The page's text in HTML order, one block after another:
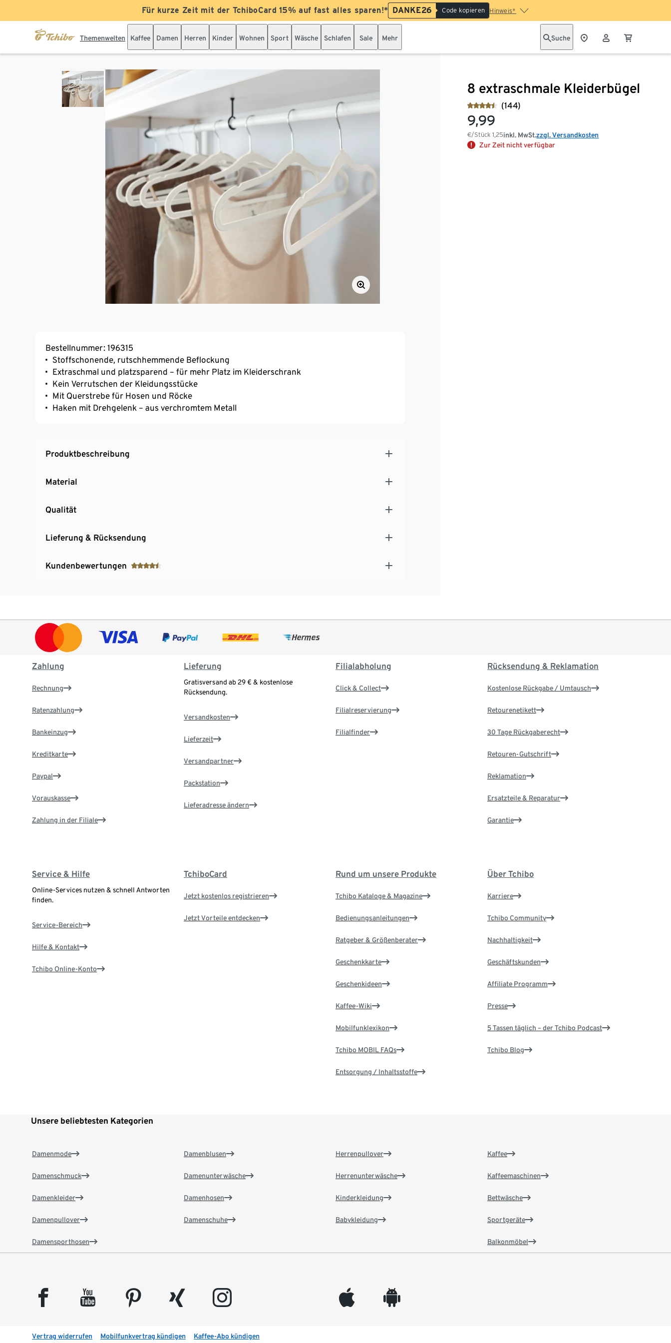
Für kurze Zeit mit der TchiboCard 15% auf fast alles sparen!* DANKE26 Code kopieren Hinweis*
Themenwelten Kaffee Damen Herren Kinder Wohnen Sport Wäsche Schlafen Sale Mehr Suche
8 extraschmale Kleiderbügel
(144)
9,99
€/Stück1,25inkl. MwSt.zzgl. Versandkosten
Zur Zeit nicht verfügbar
Bestellnummer: 196315
Stoffschonende, rutschhemmende Beflockung
Extraschmal und platzsparend – für mehr Platz im Kleiderschrank
Kein Verrutschen der Kleidungsstücke
Mit Querstrebe für Hosen und Röcke
Haken mit Drehgelenk – aus verchromtem Metall
Produktbeschreibung
Material
Qualität
Lieferung & Rücksendung
Kundenbewertungen
Zahlung
Rechnung
Ratenzahlung
Bankeinzug
Kreditkarte
Paypal
Vorauskasse
Zahlung in der Filiale
Lieferung
Gratisversand ab 29 € & kostenlose
Rücksendung.
Versandkosten
Lieferzeit
Versandpartner
Packstation
Lieferadresse ändern
Filialabholung
Click & Collect
Filialreservierung
Filialfinder
Rücksendung & Reklamation
Kostenlose Rückgabe / Umtausch
Retourenetikett
30 Tage Rückgaberecht
Retouren-Gutschrift
Reklamation
Ersatzteile & Reparatur
Garantie
Service & Hilfe
Online-Services nutzen & schnell Antworten
finden.
Service-Bereich
Hilfe & Kontakt
Tchibo Online-Konto
TchiboCard
Jetzt kostenlos registrieren
Jetzt Vorteile entdecken
Rund um unsere Produkte
Tchibo Kataloge & Magazine
Bedienungsanleitungen
Ratgeber & Größenberater
Geschenkkarte
Geschenkideen
Kaffee-Wiki
Mobilfunklexikon
Tchibo MOBIL FAQs
Entsorgung / Inhaltsstoffe
Über Tchibo
Karriere
Tchibo Community
Nachhaltigkeit
Geschäftskunden
Affiliate Programm
Presse
5 Tassen täglich – der Tchibo Podcast
Tchibo Blog
Unsere beliebtesten Kategorien
Damenmode
Damenschmuck
Damenkleider
Damenpullover
Damensporthosen
Damenblusen
Damenunterwäsche
Damenhosen
Damenschuhe
Herrenpullover
Herrenunterwäsche
Kinderkleidung
Babykleidung
Kaffee
Kaffeemaschinen
Bettwäsche
Sportgeräte
Balkonmöbel
facebook youtube pinterest xing instagram appleinc android
Vertrag widerrufen Mobilfunkvertrag kündigen Kaffee-Abo kündigen